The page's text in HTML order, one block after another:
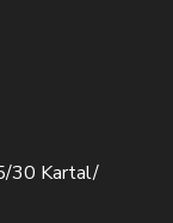
30 Kartal/